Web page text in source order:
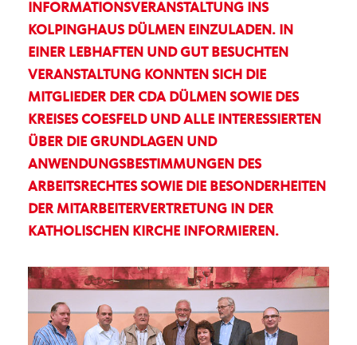
INFORMATIONSVERANSTALTUNG INS
KOLPINGHAUS DÜLMEN EINZULADEN. IN
EINER LEBHAFTEN UND GUT BESUCHTEN
VERANSTALTUNG KONNTEN SICH DIE
MITGLIEDER DER CDA DÜLMEN SOWIE DES
KREISES COESFELD UND ALLE INTERESSIERTEN
ÜBER DIE GRUNDLAGEN UND
ANWENDUNGSBESTIMMUNGEN DES
ARBEITSRECHTES SOWIE DIE BESONDERHEITEN
DER MITARBEITERVERTRETUNG IN DER
KATHOLISCHEN KIRCHE INFORMIEREN.